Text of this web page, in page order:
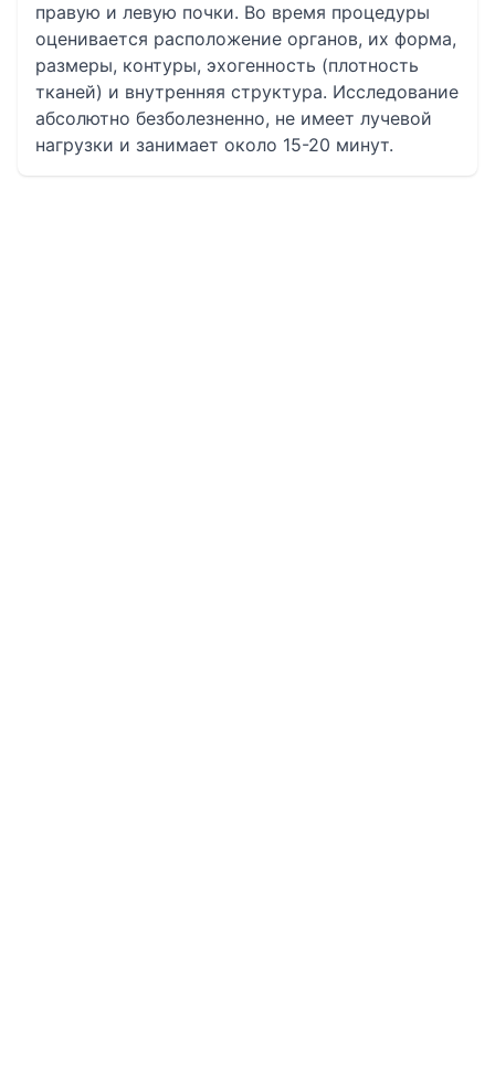
правую и левую почки. Во время процедуры
оценивается расположение органов, их форма,
размеры, контуры, эхогенность (плотность
тканей) и внутренняя структура. Исследование
абсолютно безболезненно, не имеет лучевой
нагрузки и занимает около 15-20 минут.